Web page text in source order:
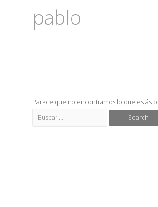
pablo
Parece que no encontramos lo que estás